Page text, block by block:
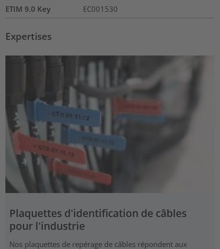
ETIM 9.0 Key
EC001530
Expertises
Plaquettes d'identification de câbles
pour l'industrie
Nos plaquettes de repérage de câbles répondent aux